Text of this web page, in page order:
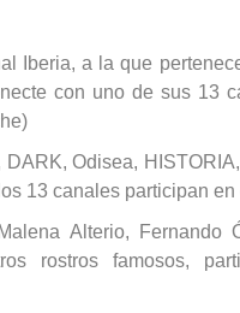
Iberia, a la que
con uno de sus 13
Odisea,
13 canales participan en
Alterio, Fernando
rostros famosos,